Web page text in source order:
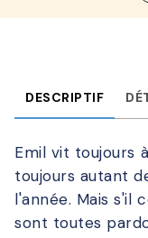
DESCRIPTIF
Emil vit toujours
toujours autant
l'année. Mais s'il
sont toutes